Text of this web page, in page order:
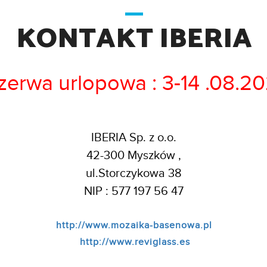
KONTAKT IBERIA
urlopowa : 3-14
IBERIA Sp. z o.o.
42-300 Myszków ,
ul.Storczykowa 38
NIP : 577 197 56 47
http://www.mozaika-basenowa.pl
http://www.reviglass.es